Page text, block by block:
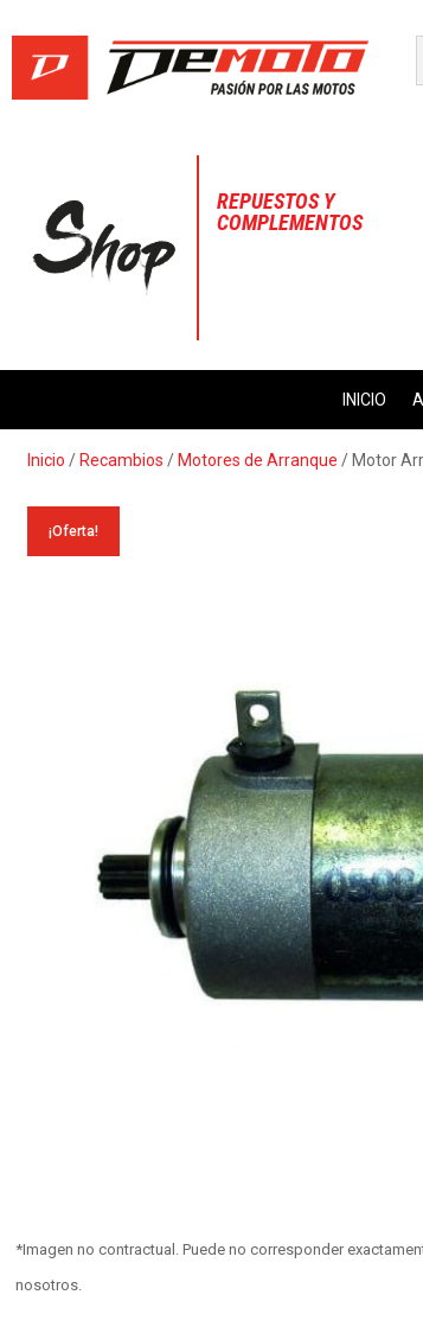
REPUESTOS Y
COMPLEMENTOS
INICIO
Inicio / Recambios / Motores de Arranque / Motor
¡Oferta!
*Imagen no contractual. Puede no corresponder
nosotros.